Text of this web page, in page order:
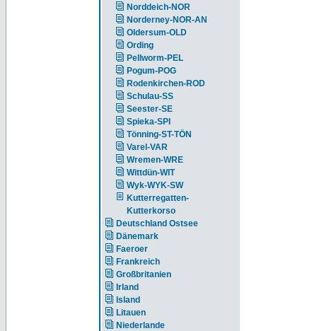
Norddeich-NOR
Norderney-NOR-AN
Oldersum-OLD
Ording
Pellworm-PEL
Pogum-POG
Rodenkirchen-ROD
Schulau-SS
Seester-SE
Spieka-SPI
Tönning-ST-TÖN
Varel-VAR
Wremen-WRE
Wittdün-WIT
Wyk-WYK-SW
Kutterregatten-
Kutterkorso
Deutschland Ostsee
Dänemark
Faeroer
Frankreich
Großbritanien
Irland
Island
Litauen
Niederlande